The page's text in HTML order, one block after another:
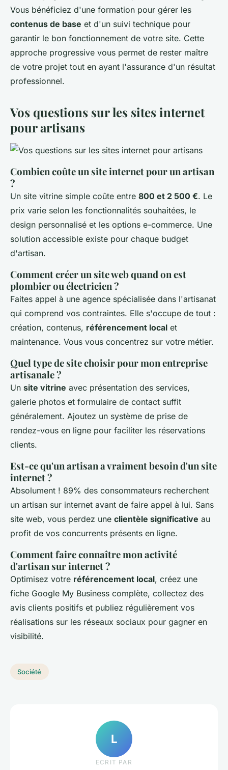
Vous bénéficiez d'une formation pour gérer les
contenus de base et d'un suivi technique pour
garantir le bon fonctionnement de votre site. Cette
approche progressive vous permet de rester maître
de votre projet tout en ayant l'assurance d'un résultat
professionnel.
Vos questions sur les sites internet
pour artisans
Combien coûte un site internet pour un artisan
?
Un site vitrine simple coûte entre 800 et 2 500 €. Le
prix varie selon les fonctionnalités souhaitées, le
design personnalisé et les options e-commerce. Une
solution accessible existe pour chaque budget
d'artisan.
Comment créer un site web quand on est
plombier ou électricien ?
Faites appel à une agence spécialisée dans l'artisanat
qui comprend vos contraintes. Elle s'occupe de tout :
création, contenus, référencement local et
maintenance. Vous vous concentrez sur votre métier.
Quel type de site choisir pour mon entreprise
artisanale ?
Un site vitrine avec présentation des services,
galerie photos et formulaire de contact suffit
généralement. Ajoutez un système de prise de
rendez-vous en ligne pour faciliter les réservations
clients.
Est-ce qu'un artisan a vraiment besoin d'un site
internet ?
Absolument ! 89% des consommateurs recherchent
un artisan sur internet avant de faire appel à lui. Sans
site web, vous perdez une clientèle significative au
profit de vos concurrents présents en ligne.
Comment faire connaître mon activité
d'artisan sur internet ?
Optimisez votre référencement local, créez une
fiche Google My Business complète, collectez des
avis clients positifs et publiez régulièrement vos
réalisations sur les réseaux sociaux pour gagner en
visibilité.
Société
L
ECRIT PAR